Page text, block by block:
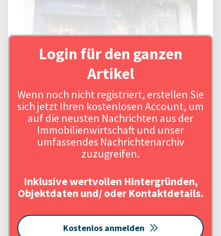
Login für den ganzen
Artikel
Wenn noch nicht registriert, erstellen Sie
sich jetzt Ihren kostenlosen Account, um
auf die neusten Nachrichten aus der
Immobilienwirtschaft und unser
umfassendes Nachrichtenarchiv
zuzugreifen.
Inklusive wertvollen Hintergründen,
Objektdaten und/ oder Kontaktdetails.
Kostenlos anmelden